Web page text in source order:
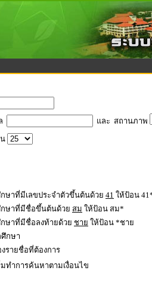
และ สถานภาพ
ษาที่มีเลขประจำตัวขึ้นต้นด้วย 41 ให้ป้อน
กษาที่มีชื่อขึ้นต้นด้วย สม ให้ป้อน สม*
ษาที่มีชื่อลงท้ายด้วย ชาย ให้ป้อน *ชาย
กษา
รายชื่อที่ต้องการ
มทำการค้นหาตามเงื่อนไข